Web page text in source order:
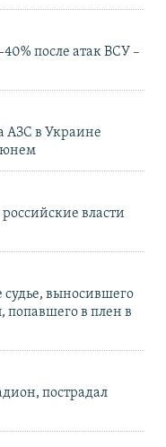
после атак ВСУ –
АЗС в Украине
власти
выносившего
в плен в
пострадал